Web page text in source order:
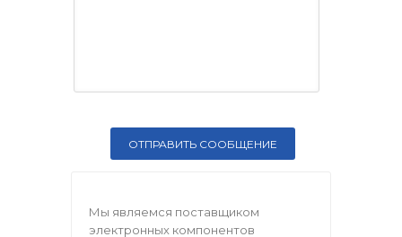
Мы являемся поставщиком
электронных компонентов